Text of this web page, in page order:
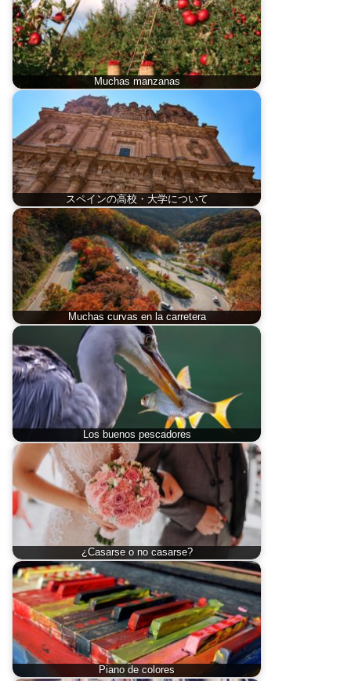
Muchas manzanas
スペインの高校・大学について
Muchas curvas en la carretera
Los buenos pescadores
¿Casarse o no casarse?
Piano de colores